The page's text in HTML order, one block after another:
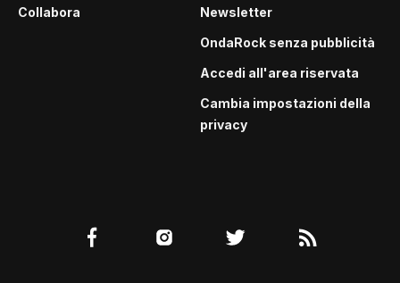
Collabora
Newsletter
OndaRock senza pubblicità
Accedi all'area riservata
Cambia impostazioni della
privacy